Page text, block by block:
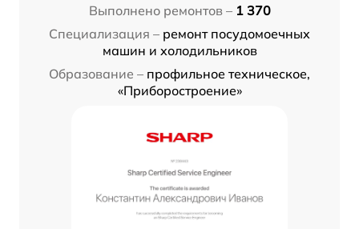
Выполнено ремонтов – 1 370
Специализация – ремонт посудомоечных
машин и холодильников
Образование – профильное техническое,
«Приборостроение»